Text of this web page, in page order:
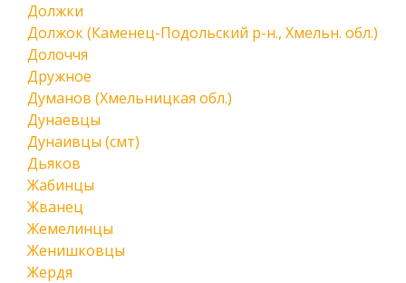
Должки
Должок (Каменец-Подольский р-н., Хмельн. обл.)
Долоччя
Дружное
Думанов (Хмельницкая обл.)
Дунаевцы
Дунаивцы (смт)
Дьяков
Жабинцы
Жванец
Жемелинцы
Женишковцы
Жердя